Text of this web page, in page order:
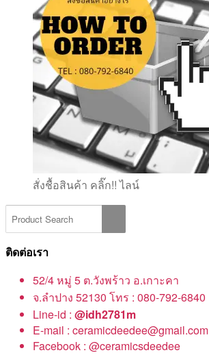
สั่งชื้อสินค้า คลิ๊ก!! ไลน์
ติดต่อเรา
52/4 หมู่ 5 ต.วังพร้าว อ.เกาะคา
จ.ลำปาง 52130 โทร : 080-792-6840
Line-id : @idh2781m
E-mail : ceramicdeedee@gmail.com
Facebook : @ceramicsdeedee